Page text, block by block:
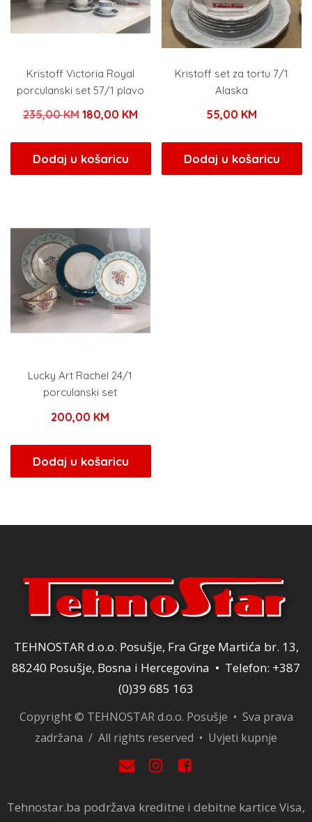
Kristoff Victoria Royal
porculanski set 57/1 plavo
235,00KM Izvorna
bila
je:
180,00 KMTrenutna
180,00 KM.
Dodaj u košaricu
Kristoff set za tortu 7/1
Alaska
55,00 KM
Dodaj u košaricu
Lucky Art Rachel 24/1
porculanski set
200,00 KM
Dodaj u košaricu
TEHNOSTAR d.o.o. Posušje, Fra Grge Martića br. 13,
88240 Posušje, Bosna i Hercegovina • Telefon: +387
(0)39 685 163
Copyright © TEHNOSTAR d.o.o. Posušje • Sva prava
zadržana / All rights reserved • Uvjeti kupnje
Tehnostar.ba podržava kreditne i debitne kartice Visa,